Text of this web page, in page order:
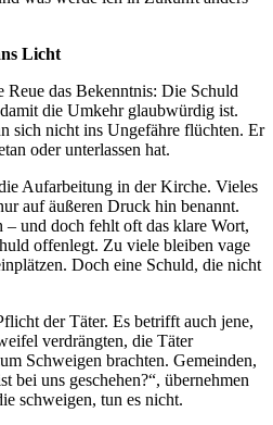
Licht
das Bekenntnis: Die Schuld
die Umkehr glaubwürdig ist.
sich nicht ins Ungefähre flüchten. Er
oder unterlassen hat.
Aufarbeitung in der Kirche. Vieles
auf äußeren Druck hin benannt.
– und doch fehlt oft das klare Wort,
offenlegt. Zu viele bleiben vage
Doch eine Schuld, die nicht
der Täter. Es betrifft auch jene,
verdrängten, die Täter
Schweigen brachten. Gemeinden,
bei uns geschehen?“, übernehmen
schweigen, tun es nicht.